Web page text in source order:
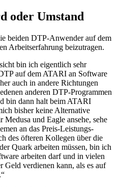
oder Umstand
beiden DTP-Anwender auf dem
Arbeitserfahrung beizutragen.
bin ich eigentlich sehr
auf dem ATARI an Software
auch in andere Richtungen
anderen DTP-Programmen
bin dann halt beim ATARI
bisher keine Alternative
und Eagle ansehe, sehe
an das Preis-Leistungs-
des öfteren Kollegen über die
Quark arbeiten müssen, bin ich
arbeiten darf und in vielen
verdienen kann, als es auf